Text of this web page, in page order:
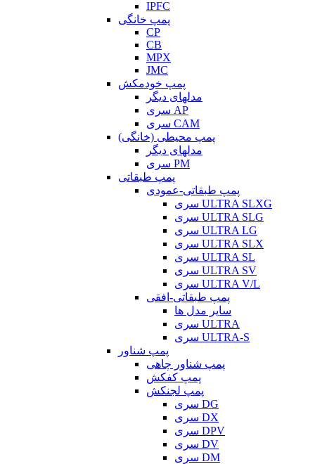
IPFC
پمپ خانگی
CP
CB
MPX
JMC
پمپ خودمکش
مدلهای دیگر
سری AP
سری CAM
پمپ محیطی (خانگی)
مدلهای دیگر
سری PM
پمپ طبقاتی
پمپ طبقاتی-عمودی
سری ULTRA SLXG
سری ULTRA SLG
سری ULTRA LG
سری ULTRA SLX
سری ULTRA SL
سری ULTRA SV
سری ULTRA V/L
پمپ طبقاتی-افقی
سایر مدل ها
سری ULTRA
سری ULTRA-S
پمپ شناور
پمپ شناور چاهی
پمپ کفکش
پمپ لجنکش
سری DG
سری DX
سری DPV
سری DV
سری DM